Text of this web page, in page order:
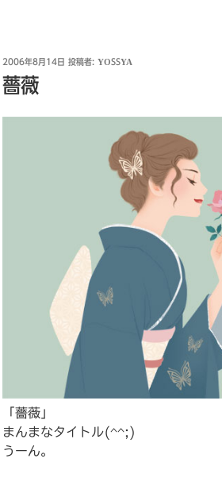
投
日:
2006年8月14日 投稿者: YOSSYA
薔薇
「薔薇」
まんまなタイトル(^^;)
うーん。